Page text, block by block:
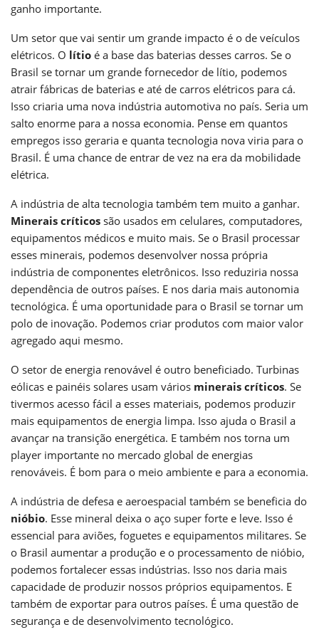
ganho importante.
Um setor que vai sentir um grande impacto é o de veículos
elétricos. O lítio é a base das baterias desses carros. Se o
Brasil se tornar um grande fornecedor de lítio, podemos
atrair fábricas de baterias e até de carros elétricos para cá.
Isso criaria uma nova indústria automotiva no país. Seria um
salto enorme para a nossa economia. Pense em quantos
empregos isso geraria e quanta tecnologia nova viria para o
Brasil. É uma chance de entrar de vez na era da mobilidade
elétrica.
A indústria de alta tecnologia também tem muito a ganhar.
Minerais críticos são usados em celulares, computadores,
equipamentos médicos e muito mais. Se o Brasil processar
esses minerais, podemos desenvolver nossa própria
indústria de componentes eletrônicos. Isso reduziria nossa
dependência de outros países. E nos daria mais autonomia
tecnológica. É uma oportunidade para o Brasil se tornar um
polo de inovação. Podemos criar produtos com maior valor
agregado aqui mesmo.
O setor de energia renovável é outro beneficiado. Turbinas
eólicas e painéis solares usam vários minerais críticos. Se
tivermos acesso fácil a esses materiais, podemos produzir
mais equipamentos de energia limpa. Isso ajuda o Brasil a
avançar na transição energética. E também nos torna um
player importante no mercado global de energias
renováveis. É bom para o meio ambiente e para a economia.
A indústria de defesa e aeroespacial também se beneficia do
nióbio. Esse mineral deixa o aço super forte e leve. Isso é
essencial para aviões, foguetes e equipamentos militares. Se
o Brasil aumentar a produção e o processamento de nióbio,
podemos fortalecer essas indústrias. Isso nos daria mais
capacidade de produzir nossos próprios equipamentos. E
também de exportar para outros países. É uma questão de
segurança e de desenvolvimento tecnológico.